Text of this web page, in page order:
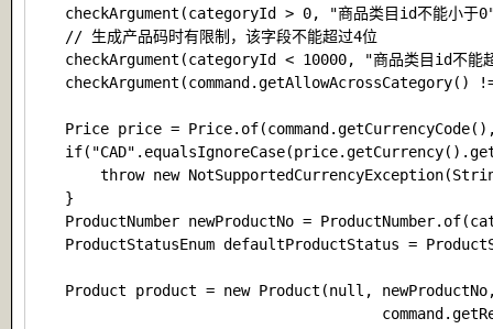
checkArgument(categoryId > 0, "商品类目id不能小于
    // 生成产品码时有限制，该字段不能超过4位
checkArgument(categoryId < 10000, "商品类目id不能
checkArgument(command.getAllowAcrossCategory() !=
Price price =
throw new
    }
ProductNumber newProductNo =
ProductStatusEnum defaultProductStatus =
Product product = new Product(null,